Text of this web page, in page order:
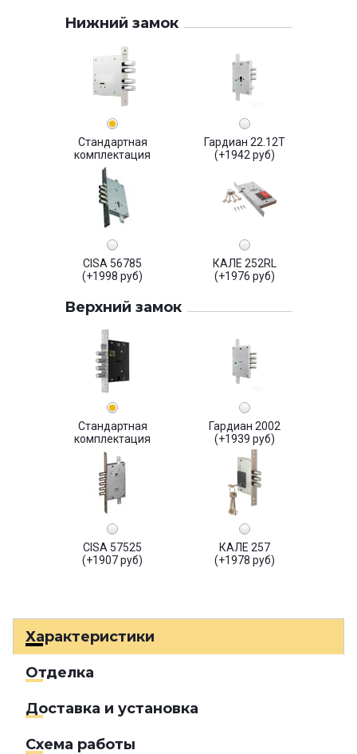
Нижний замок
Стандартная
комплектация
Гардиан 22.12Т
(+1942 руб)
CISA 56785
(+1998 руб)
КАЛЕ 252RL
(+1976 руб)
Верхний замок
Стандартная
комплектация
Гардиан 2002
(+1939 руб)
CISA 57525
(+1907 руб)
КАЛЕ 257
(+1978 руб)
Характеристики
Отделка
Доставка и установка
Схема работы